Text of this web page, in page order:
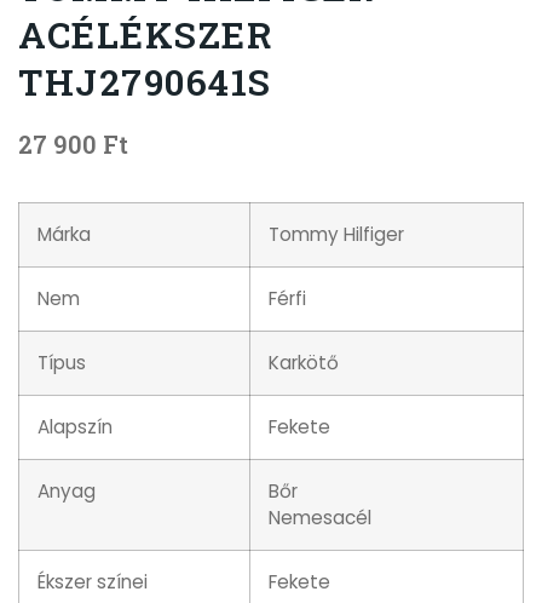
ACÉLÉKSZER
THJ2790641S
27 900 Ft
Márka Tommy Hilfiger
Nem Férfi
Típus Karkötő
Alapszín Fekete
Anyag
Bőr
Nemesacél
Ékszer színei Fekete